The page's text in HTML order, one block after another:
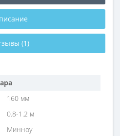
(1)
160 мм
0.8-1.2 м
Минноу